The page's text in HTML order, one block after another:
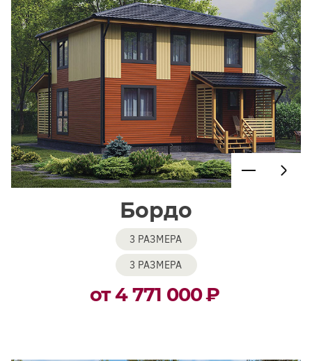
Бордо
3 РАЗМЕРА
3 РАЗМЕРА
от 4 771 000₽